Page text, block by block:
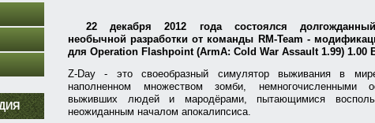
22 декабря 2012 года состоялся
необычной разработки от команды RM-Team -
для Operation Flashpoint (ArmA: Cold War Assault 1.99) 1.00
Z-Day - это своеобразный симулятор выживания в
наполненном множеством зомби, немногочисленными
выживших людей и мародёрами, пытающимися
неожиданным началом апокалипсиса.